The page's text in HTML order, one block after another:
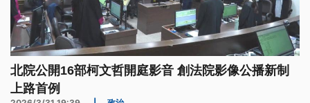
北院公開16部柯文哲開庭影音 創法院影像公播新制
上路首例